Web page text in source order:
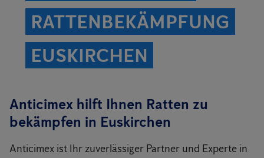
RATTEN­BEKÄMPFUNG
EUSKIRCHEN
Anticimex hilft Ihnen Ratten zu
bekämpfen in Euskirchen
Anticimex ist Ihr zuverlässiger Partner und Experte in